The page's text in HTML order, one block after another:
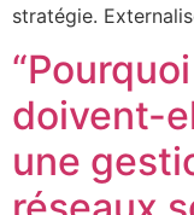
stratégie.
doivent-
une